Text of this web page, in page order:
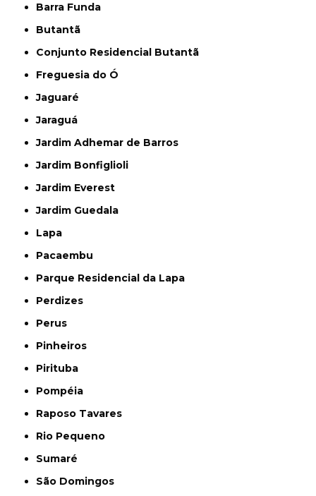
Barra Funda
Butantã
Conjunto Residencial Butantã
Freguesia do Ó
Jaguaré
Jaraguá
Jardim Adhemar de Barros
Jardim Bonfiglioli
Jardim Everest
Jardim Guedala
Lapa
Pacaembu
Parque Residencial da Lapa
Perdizes
Perus
Pinheiros
Pirituba
Pompéia
Raposo Tavares
Rio Pequeno
Sumaré
São Domingos